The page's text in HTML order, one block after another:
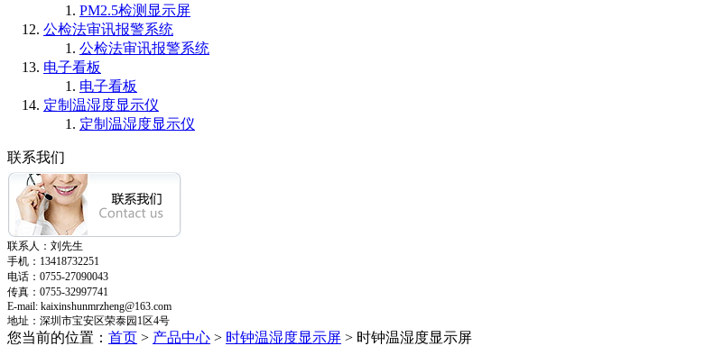
PM2.5检测显示屏
公检法审讯报警系统
公检法审讯报警系统
电子看板
电子看板
定制温湿度显示仪
定制温湿度显示仪
联系我们
联系人：刘先生
手机： 13418732251
电话： 0755-27090043
传真： 0755-32997741
E-mail: kaixinshunmrzheng@163.com
地址：深圳市宝安区荣泰园 1区4号
您当前的位置： 首页 > 产品中心 > 时钟温湿度显示屏 > 时钟温湿度显示屏